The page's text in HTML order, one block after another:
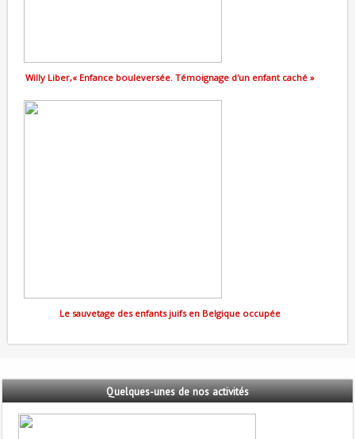
Willy Liber,« Enfance bouleversée. Témoignage d'un enfant caché »
Le sauvetage des enfants juifs en Belgique occupée
Quelques-unesde nos activités